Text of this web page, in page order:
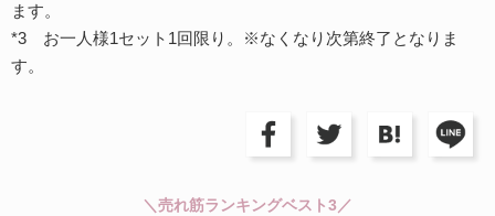
ます。
*3 お一人様1セット1回限り。※なくなり次第終了となりま
す。
＼売れ筋ランキングベスト3／